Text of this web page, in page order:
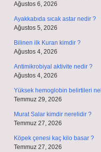
Ağustos 6, 2026
Ayakkabıda sıcak astar nedir ?
Ağustos 5, 2026
Bilinen ilk Kuran kimdir ?
Ağustos 4, 2026
Antimikrobiyal aktivite nedir ?
Ağustos 4, 2026
Yüksek hemoglobin belirtileri
Temmuz 29, 2026
Murat Salar kimdir nerelidir ?
Temmuz 27, 2026
Köpek çenesi kaç kilo basar ?
Temmuz 27, 2026